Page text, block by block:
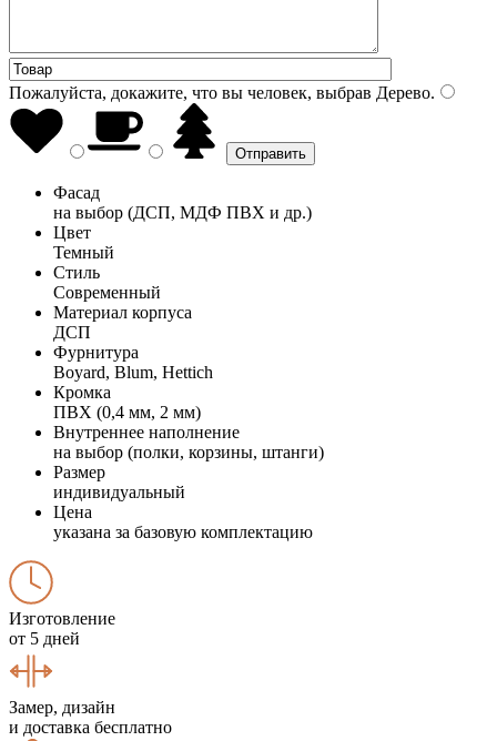
Пожалуйста, докажите, что вы человек, выбрав Дерево.
Фасад
на выбор (ДСП, МДФ ПВХ и др.)
Цвет
Темный
Стиль
Современный
Материал корпуса
ДСП
Фурнитура
Boyard, Blum, Hettich
Кромка
ПВХ (0,4 мм, 2 мм)
Внутреннее наполнение
на выбор (полки, корзины, штанги)
Размер
индивидуальный
Цена
указана за базовую комплектацию
Изготовление
от 5 дней
Замер, дизайн
и доставка бесплатно